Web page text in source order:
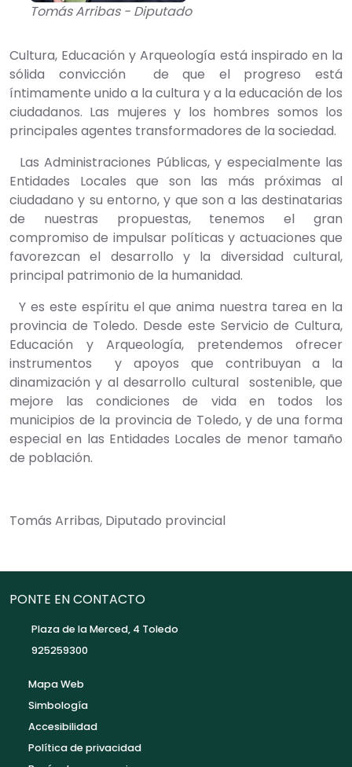
Tomás Arribas - Diputado
Cultura, Educación y Arqueología está inspirado en la
sólida convicción de que el progreso está
íntimamente unido a la cultura y a la educación de los
ciudadanos. Las mujeres y los hombres somos los
principales agentes transformadores de la sociedad.
Las Administraciones Públicas, y especialmente las
Entidades Locales que son las más próximas al
ciudadano y su entorno, y que son a las destinatarias
de nuestras propuestas, tenemos el gran
compromiso de impulsar políticas y actuaciones que
favorezcan el desarrollo y la diversidad cultural,
principal patrimonio de la humanidad.
Y es este espíritu el que anima nuestra tarea en la
provincia de Toledo. Desde este Servicio de Cultura,
Educación y Arqueología, pretendemos ofrecer
instrumentos y apoyos que contribuyan a la
dinamización y al desarrollo cultural sostenible, que
mejore las condiciones de vida en todos los
municipios de la provincia de Toledo, y de una forma
especial en las Entidades Locales de menor tamaño
de población.
Tomás Arribas, Diputado provincial
PONTE EN CONTACTO
Plaza de la Merced, 4 Toledo
925259300
Mapa Web
Simbología
Accesibilidad
Política de privacidad